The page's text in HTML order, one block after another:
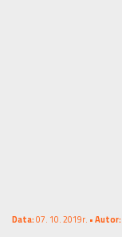
Data:07. 10. 2019r. •Autor: